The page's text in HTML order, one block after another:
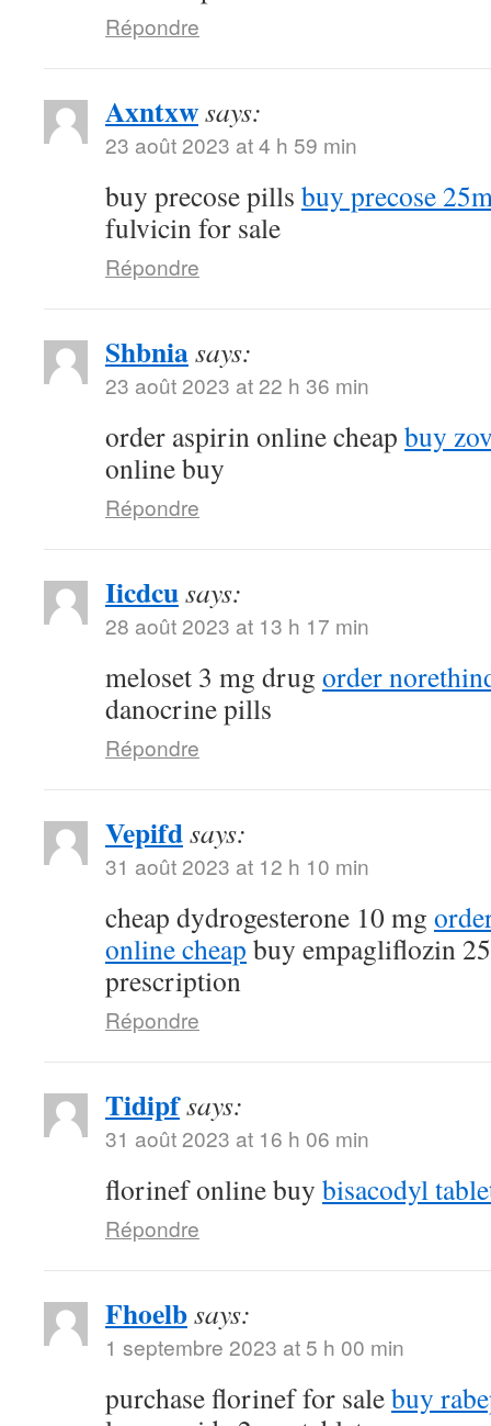
Répondre
Axntxwsays:
23 août 2023 at 4 h 59 min
buy precose pills buy precose
fulvicin for sale
Répondre
Shbniasays:
23 août 2023 at 22 h 36 min
order aspirin online cheap buy
online buy
Répondre
Iicdcusays:
28 août 2023 at 13 h 17 min
meloset 3 mg drug order
danocrine pills
Répondre
Vepifdsays:
31 août 2023 at 12 h 10 min
cheap dydrogesterone 10 mg
online cheap buy empagliflozin
prescription
Répondre
Tidipfsays:
31 août 2023 at 16 h 06 min
florinef online buy bisacodyl
Répondre
Fhoelbsays:
1 septembre 2023 at 5 h 00 min
purchase florinef for salebuy